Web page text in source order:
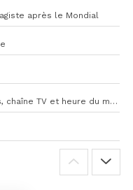
après le Mondial
OM-Athletic Bilbao : compos probables, chaîne TV et heure du match